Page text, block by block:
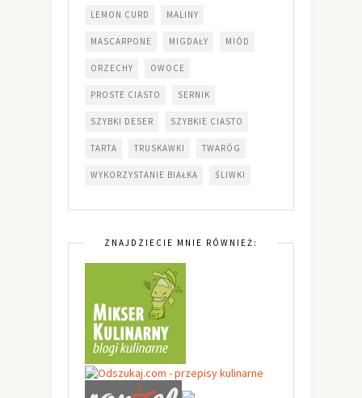
LEMON CURD MALINY
MASCARPONE MIGDAŁY MIÓD
ORZECHY OWOCE
PROSTE CIASTO SERNIK
SZYBKI DESER SZYBKIE CIASTO
TARTA TRUSKAWKI TWARÓG
WYKORZYSTANIE BIAŁKA ŚLIWKI
ZNAJDZIECIE MNIE RÓWNIEŻ: